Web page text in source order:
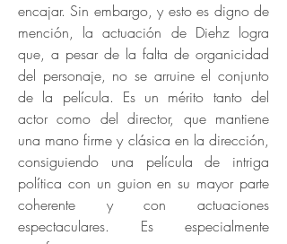
encajar. Sin embargo, y esto es digno de
mención, la actuación de Diehz logra
que, a pesar de la falta de organicidad
del personaje, no se arruine el conjunto
de la película. Es un mérito tanto del
actor como del director, que mantiene
una mano firme y clásica en la dirección,
consiguiendo una película de intriga
política con un guion en su mayor parte
coherente y con actuaciones
espectaculares. Es especialmente